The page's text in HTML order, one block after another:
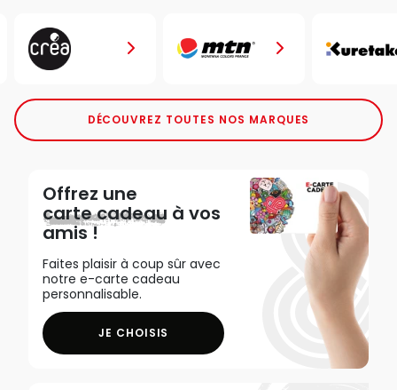
DÉCOUVREZ TOUTES NOS MARQUES
Offrez une
carte cadeau à vos
amis !
Faites plaisir à coup sûr avec
notre e-carte cadeau
personnalisable.
JE CHOISIS